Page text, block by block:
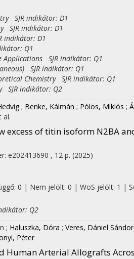
SJR indikátor: D1
SJR indikátor: D1
indikátor: D1
Q1
Applications SJR indikátor: Q1
SJR indikátor: Q1
Chemistry SJR indikátor: Q1
SJR indikátor: Q2
; Benke, Kálmán ; Pólos, Miklós ;
al.
excess of titin isoform N2BA
e202413690 , 12 p. (2025)
0 | Nem jelölt: 0 | WoS jelölt: 1 |
Q2
; Haluszka, Dóra ; Veres, Dániel Sándor
Péter
Human Arterial Allografts